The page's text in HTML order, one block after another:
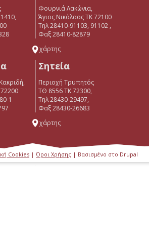
Φουρνιά Λακώνια,
Άγιος Νικόλαος ΤΚ 72100
Τηλ 28410-91103, 91102 ,
Φαξ 28410-82879
χάρτης
1
Σητεία
Περιοχή Τρυπητός
ΤΘ 8556 ΤΚ 72300,
Τηλ 28430-29497,
Φαξ 28430-26683
χάρτης
Cookies | Όροι Χρήσης | Βασισμένο στο Drupal